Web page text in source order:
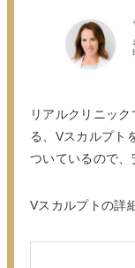
リアルクリニッ
る、Vスカルプト
ついているので、
Vスカルプトの詳